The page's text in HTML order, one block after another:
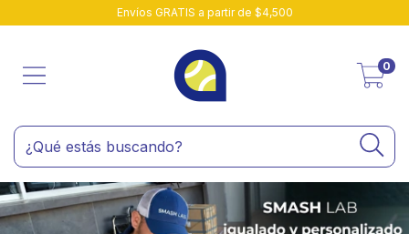
Envíos GRATIS a partir de $4,500
0